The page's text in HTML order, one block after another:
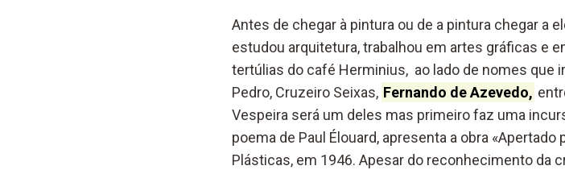
Antes de chegar à pintura ou de a pintura chegar a
estudou arquitetura, trabalhou em artes gráficas e
tertúlias do café Herminius, ao lado de nomes que
Pedro, Cruzeiro Seixas, Fernando de Azevedo,
Vespeira será um deles mas primeiro faz uma
poema de Paul Élouard, apresenta a obra
Plásticas, em 1946. Apesar do reconhecimento da